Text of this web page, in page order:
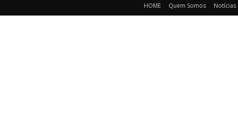
HOME Quem Somos Notícias